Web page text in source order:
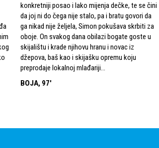
konkretniji posao i lako mijenja dečke, te se čini
da joj ni do čega nije stalo, pa i bratu govori da
ga nikad nije željela, Simon pokušava skrbiti za
oboje. On svakog dana obilazi bogate goste u
skijalištu i krade njihovu hranu i novac iz
džepova, baš kao i skijašku opremu koju
preprodaje lokalnoj mlađariji...
BOJA, 97'